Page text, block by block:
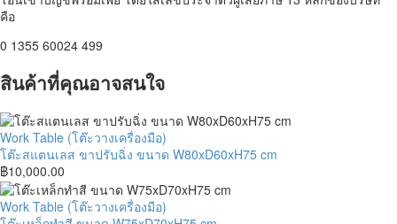
คือ
0 1355 60024 499
สินค้าที่คุณอาจสนใจ
โต๊ะ
ส
แตน
เลส
ขา
ปรับ
Work Table (โต๊ะวางเครื่องมือ)
โต๊ะสแตนเลส ขาปรับฉิ่ง ขนาด W80xD60xH75 cm
฿10,000.00
โต๊ะ
Work Table (โต๊ะวางเครื่องมือ)